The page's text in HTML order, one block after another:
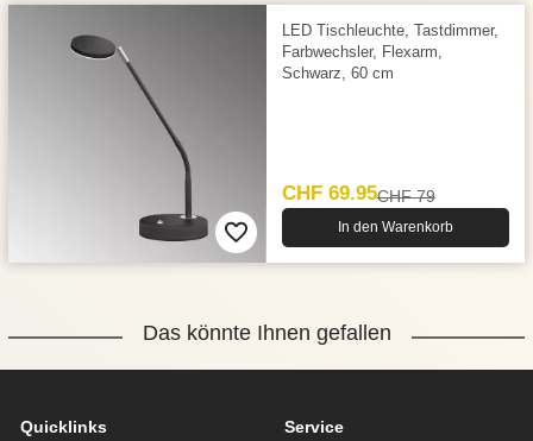
LED Tischleuchte, Tastdimmer,
Farbwechsler, Flexarm,
Schwarz, 60 cm
CHF 69.95CHF 79
In den Warenkorb
Das könnte Ihnen gefallen
Quicklinks Service